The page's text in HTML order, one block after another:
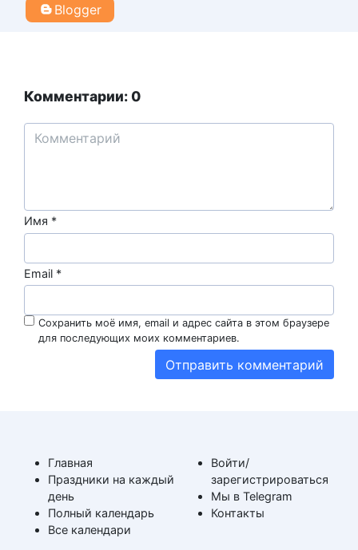
Blogger
Комментарии: 0
Имя *
Email *
Сохранить моё имя, email и адрес сайта в этом браузере
для последующих моих комментариев.
Главная
Праздники на каждый
день
Полный календарь
Все календари
Войти/
зарегистрироваться
Мы в Telegram
Контакты